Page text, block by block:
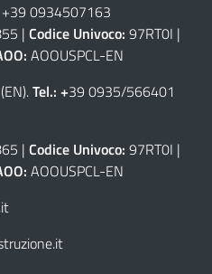
0934507163
| Codice Univoco: 97RT0I |
AOOUSPCL-EN
.Tel.: +39 0935/566401
| Codice Univoco: 97RT0I |
AOOUSPCL-EN